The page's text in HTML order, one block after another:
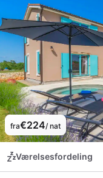
fra€224/ nat
Værelsesfordeling